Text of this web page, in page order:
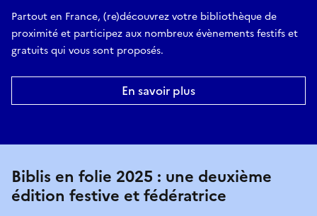
Partout en France, (re)découvrez votre bibliothèque de
proximité et participez aux nombreux évènements festifs et
gratuits qui vous sont proposés.
En savoir plus
Biblis en folie 2025 : une deuxième
édition festive et fédératrice